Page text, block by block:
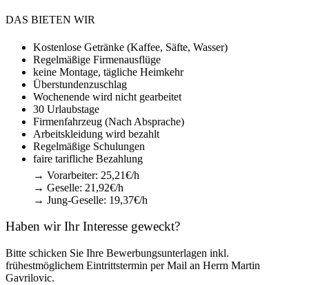
DAS BIETEN WIR
Kostenlose Getränke (Kaffee, Säfte, Wasser)
Regelmäßige Firmenausflüge
keine Montage, tägliche Heimkehr
Überstundenzuschlag
Wochenende wird nicht gearbeitet
30 Urlaubstage
Firmenfahrzeug (Nach Absprache)
Arbeitskleidung wird bezahlt
Regelmäßige Schulungen
faire tarifliche Bezahlung
→ Vorarbeiter: 25,21€/h
→ Geselle: 21,92€/h
→ Jung-Geselle: 19,37€/h
Haben wir Ihr Interesse geweckt?
Bitte schicken Sie Ihre Bewerbungsunterlagen inkl.
frühestmöglichem Eintrittstermin per Mail an Herrn Martin
Gavrilovic.